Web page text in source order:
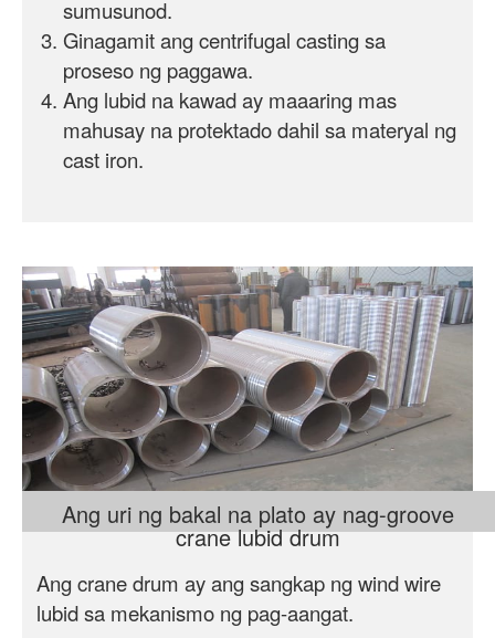
sumusunod.
Ginagamit ang centrifugal casting sa
proseso ng paggawa.
Ang lubid na kawad ay maaaring mas
mahusay na protektado dahil sa materyal ng
cast iron.
Ang uri ng bakal na plato ay nag-groove
crane lubid drum
Ang crane drum ay ang sangkap ng wind wire
lubid sa mekanismo ng pag-aangat.